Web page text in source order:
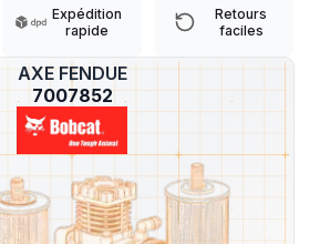
?
AXE FENDUE
7007852
Expédition
rapide
Retours
faciles
Machines compatibles
réserve de disponibilité des stocks.